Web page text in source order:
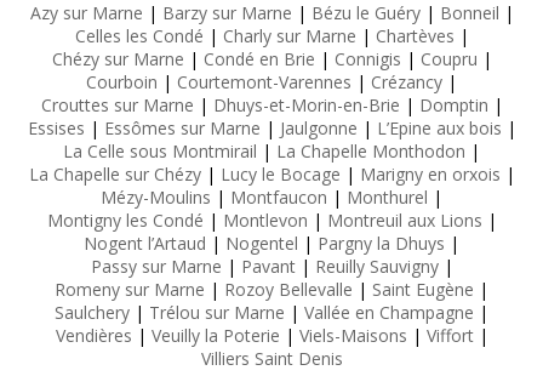
Azy sur Marne | Barzy sur Marne | Bézu le Guéry| Bonneil |
Celles les Condé | Charly sur Marne | Chartèves |
Chézy sur Marne | Condé en Brie | Connigis | Coupru |
Courboin | Courtemont-Varennes | Crézancy |
Crouttes sur Marne | Dhuys-et-Morin-en-Brie | Domptin |
Essises | Essômes sur Marne | Jaulgonne | L’Epine aux bois |
La Celle sous Montmirail | La Chapelle Monthodon |
La Chapelle sur Chézy| Lucy le Bocage | Marigny en orxois |
Mézy-Moulins | Montfaucon | Monthurel |
Montigny les Condé | Montlevon | Montreuil aux Lions |
Nogent l’Artaud | Nogentel | Pargny la Dhuys |
Passy sur Marne | Pavant| Reuilly Sauvigny|
Romeny sur Marne | Rozoy Bellevalle | Saint Eugène |
Saulchery | Trélou sur Marne | Vallée en Champagne |
Vendières | Veuilly la Poterie | Viels-Maisons | Viffort|
Villiers Saint Denis